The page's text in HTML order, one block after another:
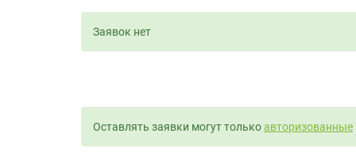
Заявок нет
Оставлять заявки могут толькоавторизованные